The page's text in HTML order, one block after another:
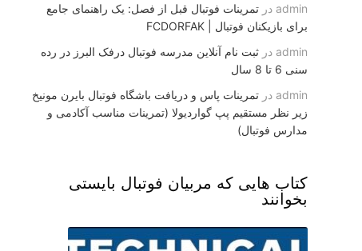
admin در تمرینات فوتبال قبل از فصل: یک راهنمای جامع
برای بازیکنان فوتبال | FCDORFAK
admin در ثبت نام آنلاین مدرسه فوتبال درفک البرز در رده
سنی 6 تا 8 سال
admin در تمرینات پاس و دریافت باشگاه فوتبال بایرن مونیخ
زیر نظر مستقیم پپ گواردیولا (تمرینات مناسب آکادمی و
مدارس فوتبال)
کتاب هایی که مربیان فوتبال بایستی
بخوانند